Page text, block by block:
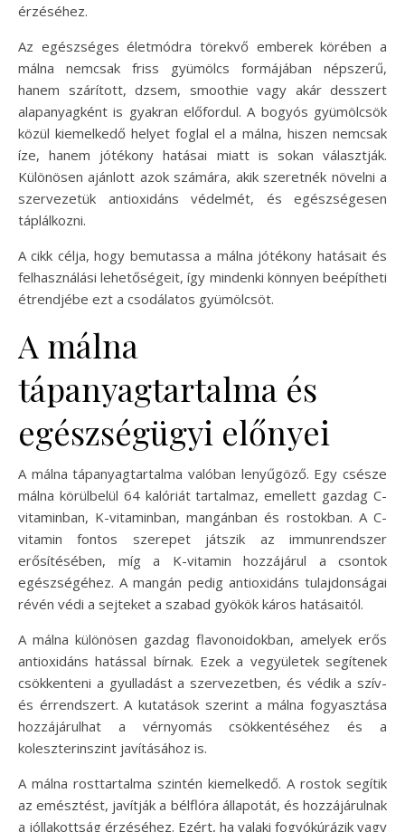
érzéséhez.
Az egészséges életmódra törekvő emberek körében a
málna nemcsak friss gyümölcs formájában népszerű,
hanem szárított, dzsem, smoothie vagy akár desszert
alapanyagként is gyakran előfordul. A bogyós gyümölcsök
közül kiemelkedő helyet foglal el a málna, hiszen nemcsak
íze, hanem jótékony hatásai miatt is sokan választják.
Különösen ajánlott azok számára, akik szeretnék növelni a
szervezetük antioxidáns védelmét, és egészségesen
táplálkozni.
A cikk célja, hogy bemutassa a málna jótékony hatásait és
felhasználási lehetőségeit, így mindenki könnyen beépítheti
étrendjébe ezt a csodálatos gyümölcsöt.
A málna
tápanyagtartalma és
egészségügyi előnyei
A málna tápanyagtartalma valóban lenyűgöző. Egy csésze
málna körülbelül 64 kalóriát tartalmaz, emellett gazdag C-
vitaminban, K-vitaminban, mangánban és rostokban. A C-
vitamin fontos szerepet játszik az immunrendszer
erősítésében, míg a K-vitamin hozzájárul a csontok
egészségéhez. A mangán pedig antioxidáns tulajdonságai
révén védi a sejteket a szabad gyökök káros hatásaitól.
A málna különösen gazdag flavonoidokban, amelyek erős
antioxidáns hatással bírnak. Ezek a vegyületek segítenek
csökkenteni a gyulladást a szervezetben, és védik a szív-
és érrendszert. A kutatások szerint a málna fogyasztása
hozzájárulhat a vérnyomás csökkentéséhez és a
koleszterinszint javításához is.
A málna rosttartalma szintén kiemelkedő. A rostok segítik
az emésztést, javítják a bélflóra állapotát, és hozzájárulnak
a jóllakottság érzéséhez. Ezért, ha valaki fogyókúrázik vagy